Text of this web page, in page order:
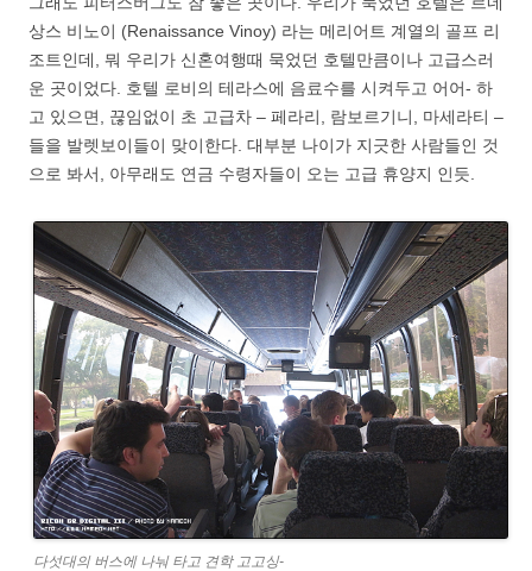
상스 비노이 (Renaissance Vinoy) 라는 메리어트 계열의 골프 리
조트인데, 뭐 우리가 신혼여행때 묵었던 호텔만큼이나 고급스러
운 곳이었다. 호텔 로비의 테라스에 음료수를 시켜두고 어어- 하
고 있으면, 끊임없이 초 고급차 – 페라리, 람보르기니, 마세라티 –
들을 발렛보이들이 맞이한다. 대부분 나이가 지긋한 사람들인 것
으로 봐서, 아무래도 연금 수령자들이 오는 고급 휴양지 인듯.
다섯대의 버스에 나눠 타고 견학 고고싱-